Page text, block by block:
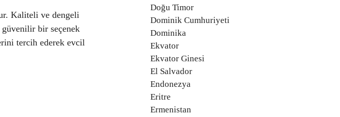
Kaliteli ve dengeli
güvenilir bir seçenek
tercih ederek evcil
Doğu Timor
Dominik Cumhuriyeti
Dominika
Ekvator
Ekvator Ginesi
El Salvador
Endonezya
Eritre
Ermenistan